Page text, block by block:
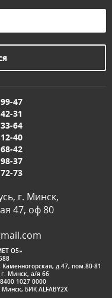
47
31
64
40
42
37
73
г. Минск,
47, оф 80
О5»
д.47, пом.80-81
Минск, а/я 66
1027 0000
БИК ALFABY2X